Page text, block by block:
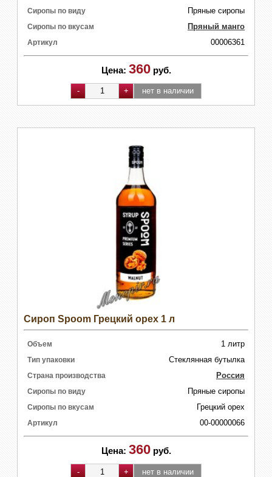
Сиропы по виду Пряные сиропы
Сиропы по вкусам Пряный манго
Артикул 00006361
Цена: 360 руб.
Сироп Spoom Грецкий орех 1 л
Объем 1 литр
Тип упаковки Стеклянная бутылка
Страна производства Россия
Сиропы по виду Пряные сиропы
Сиропы по вкусам Грецкий орех
Артикул 00-00000066
Цена: 360 руб.